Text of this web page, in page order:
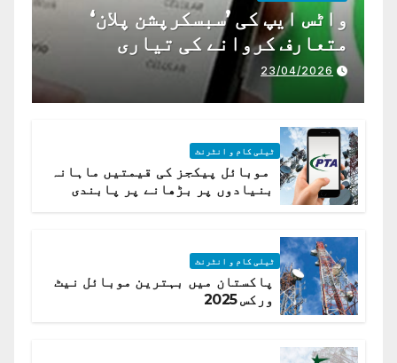
واٹس ایپ کی ’سبسکرپشن پلان‘
متعارف کروانے کی تیاری
23/04/2026
ٹیلی کام و انٹرنٹ
موبائل پیکجز کی قیمتیں ماہانہ
بنیادوں پر بڑھانے پر پابندی
ٹیلی کام و انٹرنٹ
پاکستان میں بہترین موبائل نیٹ
ورکس 2025